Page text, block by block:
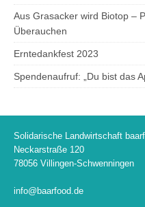
Aus Grasacker wird Biotop –
Überauchen
Erntedankfest 2023
Spendenaufruf: „Du bist das
Solidarische Landwirtschaft
Neckarstraße 120
78056 Villingen-Schwenningen
info@baarfood.de